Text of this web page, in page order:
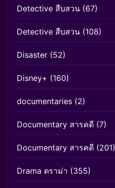
Detective สืบสวน (67)
Detective สืบสวน (108)
Disaster (52)
Disney+ (160)
documentaries (2)
Documentary สารคดี (7)
Documentary สารคดี (201)
Drama ดราม่า (355)